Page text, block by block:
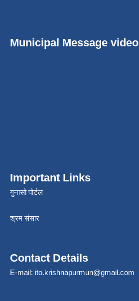
Municipal Message video
Important Links
गुनासो पोर्टल
श्रम संसार
Contact Details
E-mail: ito.krishnapurmun@gmail.com